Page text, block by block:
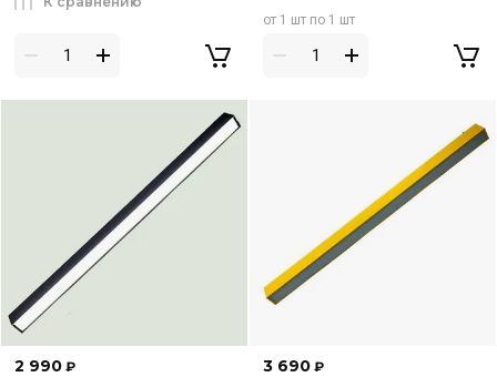
от 1 шт по 1 шт
2 990 ₽ 3 690 ₽